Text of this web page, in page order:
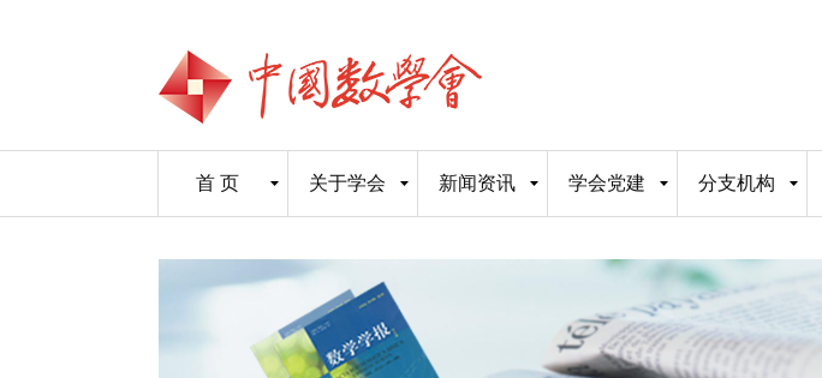
首 页 关于学会 新闻资讯 学会党建 分支机构